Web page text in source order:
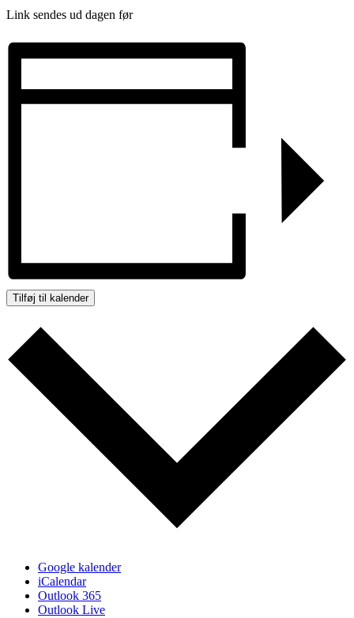
Link sendes ud dagen før
Tilføj til kalender
Google kalender
iCalendar
Outlook 365
Outlook Live